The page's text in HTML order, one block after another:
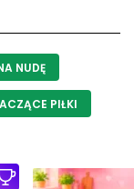
NUDĘ
PIŁKI